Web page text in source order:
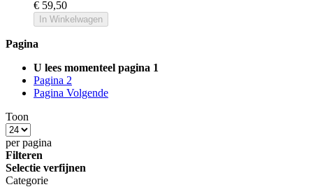
€ 59,50
In Winkelwagen
Pagina
U lees momenteel pagina 1
Pagina 2
Pagina Volgende
Toon
per pagina
Filteren
Selectie verfijnen
Categorie